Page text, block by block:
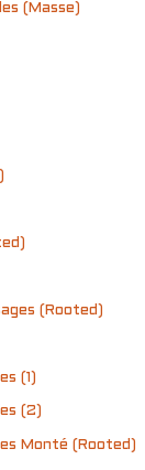
(Masse)
(Rooted)
(1)
(2)
Monté (Rooted)